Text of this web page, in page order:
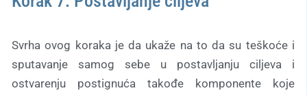
Svrha ovog koraka je da ukaže na to da su teškoće i
sputavanje samog sebe u postavljanju ciljeva i
ostvarenju postignuća takođe komponente koje